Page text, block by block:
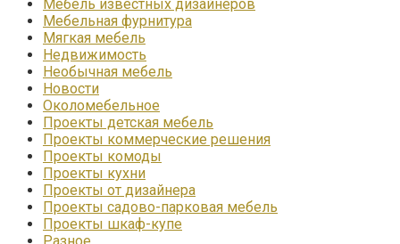
Мебель известных дизайнеров
Мебельная фурнитура
Мягкая мебель
Недвижимость
Необычная мебель
Новости
Околомебельное
Проекты детская мебель
Проекты коммерческие решения
Проекты комоды
Проекты кухни
Проекты от дизайнера
Проекты садово-парковая мебель
Проекты шкаф-купе